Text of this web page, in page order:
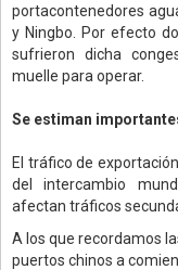
portacontenedores
y Ningbo. Por efecto
sufrieron dicha
muelle para operar.
Se estiman
El tráfico de
del intercambio
afectan tráficos
A los que recordamos
puertos chinos a